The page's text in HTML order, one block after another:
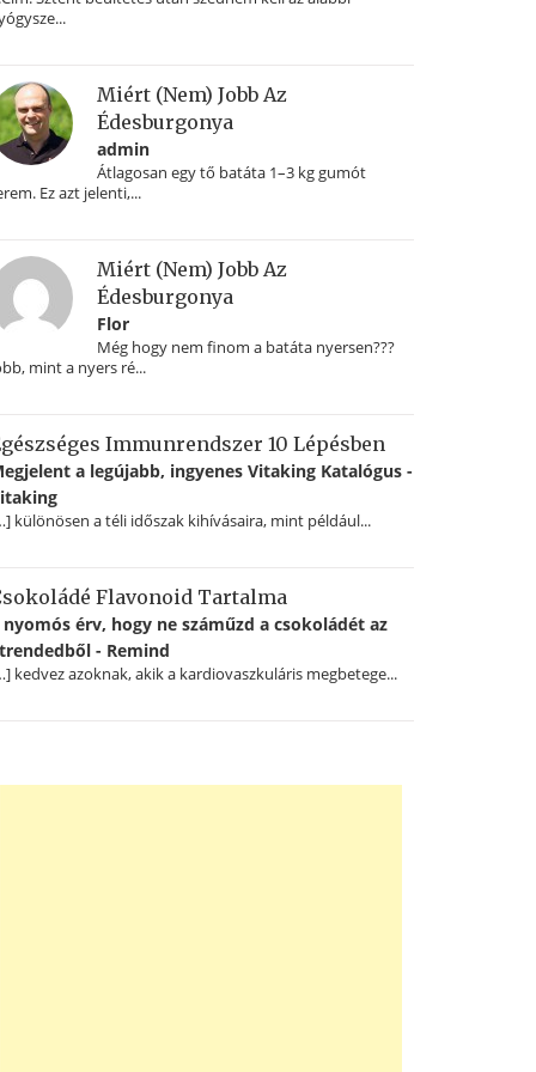
Miért (nem) Jobb Az
Édesburgonya
admin
Átlagosan egy tő batáta 1–3 kg gumót
Ez azt jelenti,...
Miért (nem) Jobb Az
Édesburgonya
Flor
Még hogy nem finom a batáta nyersen???
mint a nyers ré...
Immunrendszer 10 Lépésben
a legújabb, ingyenes Vitaking Katalógus -
különösen a téli időszak kihívásaira, mint például...
Flavonoid Tartalma
nyomós érv, hogy ne száműzd a csokoládét az
- Remind
kedvez azoknak, akik a kardiovaszkuláris megbetege...